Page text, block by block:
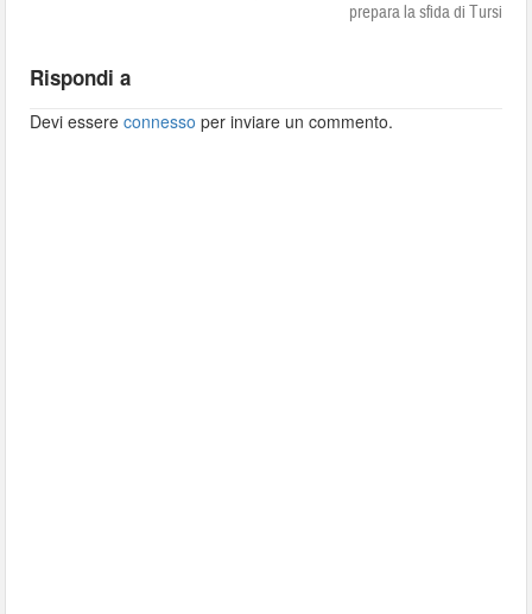
prepara la sfida di Tursi
Rispondi a
Devi essereconnesso per inviare un commento.